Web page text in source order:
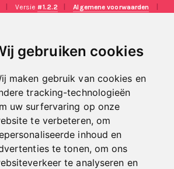
gebruiken cookies
maken gebruik van cookies en
tracking-technologieën
uw surfervaring op onze
te verbeteren, om
inhoud en
te tonen, om ons
te analyseren en
Versie#1.2.2 Algemene voorwaarden